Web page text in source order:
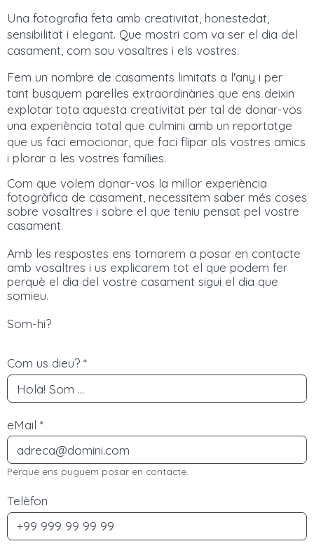
Una fotografia feta amb creativitat, honestedat,
sensibilitat i elegant. Que mostri com va ser el dia del
casament, com sou vosaltres i els vostres.
Fem un nombre de casaments limitats a l'any i per
tant busquem parelles extraordinàries que ens deixin
explotar tota aquesta creativitat per tal de donar-vos
una experiència total que culmini amb un reportatge
que us faci emocionar, que faci flipar als vostres amics
i plorar a les vostres famílies.
Com que volem donar-vos la millor experiència
fotogràfica de casament, necessitem saber més coses
sobre vosaltres i sobre el que teniu pensat pel vostre
casament.
Amb les respostes ens tornarem a posar en contacte
amb vosaltres i us explicarem tot el que podem fer
perquè el dia del vostre casament sigui el dia que
somieu.
Som-hi?
Com us dieu? *
eMail *
Perquè ens puguem posar en contacte.
Telèfon